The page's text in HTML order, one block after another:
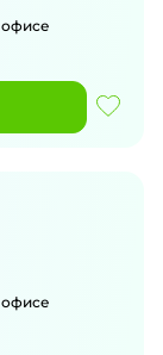
офисе
офисе